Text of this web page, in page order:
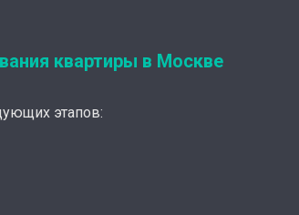
квартиры в Москве
этапов: